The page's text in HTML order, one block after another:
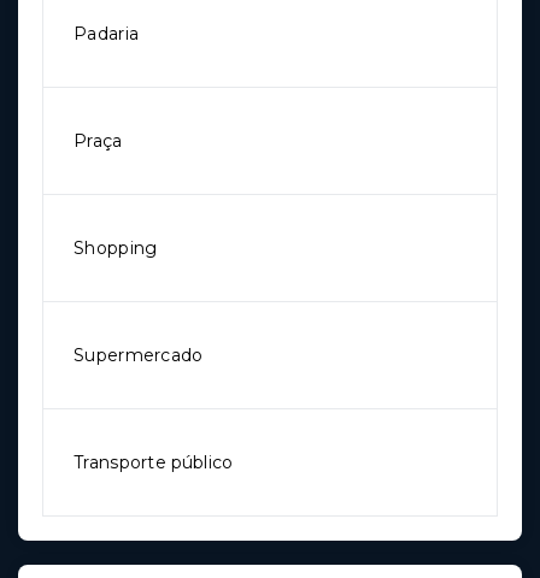
Padaria
Praça
Shopping
Supermercado
Transporte público